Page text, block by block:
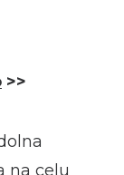
>>
na celu